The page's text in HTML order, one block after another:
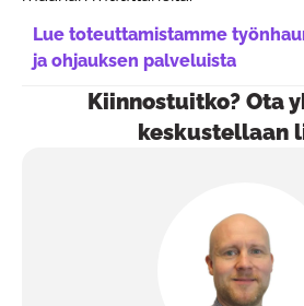
Lue toteuttamistamme
ja ohjauksen palveluista
Kiinnostuitko? Ota
keskustellaan